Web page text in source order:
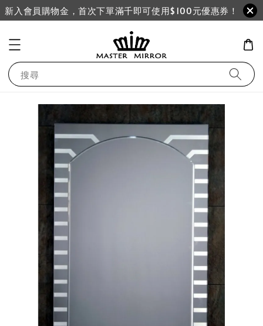
新入會員購物金，首次下單滿千即可使用$100元優惠券！
搜尋